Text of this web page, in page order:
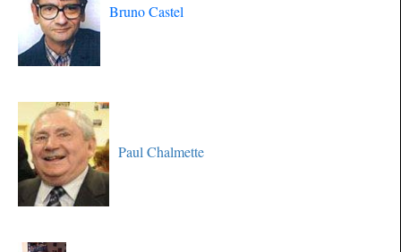
Bruno Castel
Paul Chalmette